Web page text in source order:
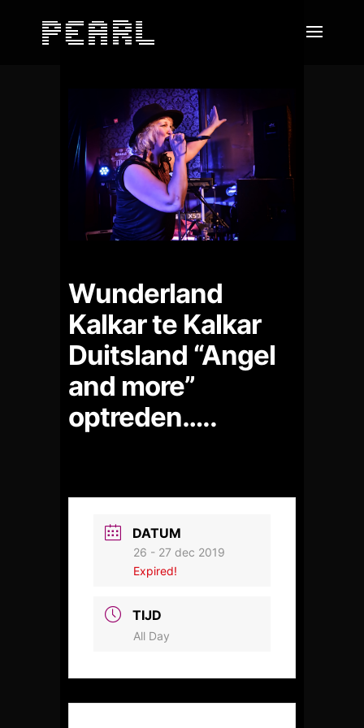
Wunderland
Kalkar te Kalkar
Duitsland “Angel
and more”
optreden…..
DATUM
26 - 27 dec 2019
Expired!
TIJD
All Day